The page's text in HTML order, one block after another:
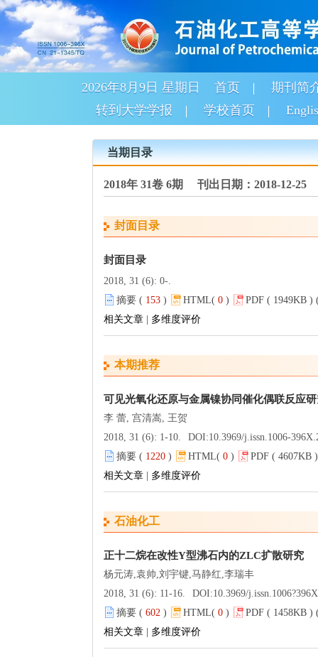
2026年8月9日 星期日 首页
期刊简
转到大学学报
学校首页
当期目录
2018年 31卷 6期 刊出日期：2018-12-25
封面目录
封面目录
2018, 31 (6): 0-.
摘要 ( 153 ) HTML( 0 )
PDF ( 1949KB )
相关文章
多维度评价
本期推荐
可见光氧化还原与金属镍协同催化偶联反应
李 蕾, 宫清嵩, 王贺
2018, 31 (6): 1-10.
DOI:10.3969/j.issn.1006-
摘要 ( 1220 ) HTML( 0 )
PDF ( 4607KB
相关文章
多维度评价
石油化工
正十二烷在改性Y型沸石内的ZLC扩散研究
杨元涛,袁帅,刘宇键,马静红,李瑞丰
2018, 31 (6): 11-16.
DOI:10.3969/
摘要 ( 602 ) HTML( 0 )
PDF ( 1458KB )
相关文章
多维度评价